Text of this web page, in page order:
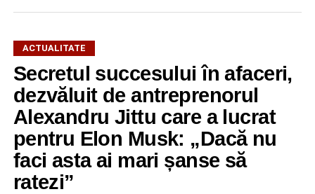
ACTUALITATE
Secretul succesului în afaceri,
dezvăluit de antreprenorul
Alexandru Jittu care a lucrat
pentru Elon Musk: „Dacă nu
faci asta ai mari șanse să
ratezi”